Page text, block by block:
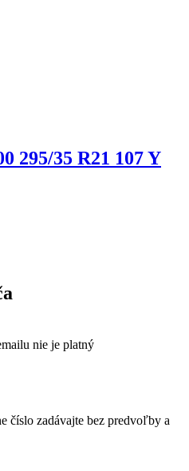
295/35 R21 107 Y
nie je platný
číslo zadávajte bez predvoľby a